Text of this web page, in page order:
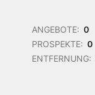
ANGEBOTE: 0
PROSPEKTE: 0
ENTFERNUNG: